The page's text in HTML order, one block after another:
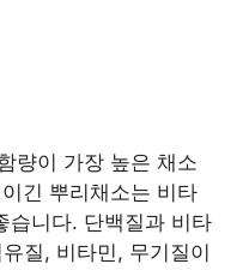
량이 가장 높은 채소
긴 뿌리채소는 비타
습니다. 단백질과 비타
질, 비타민, 무기질이